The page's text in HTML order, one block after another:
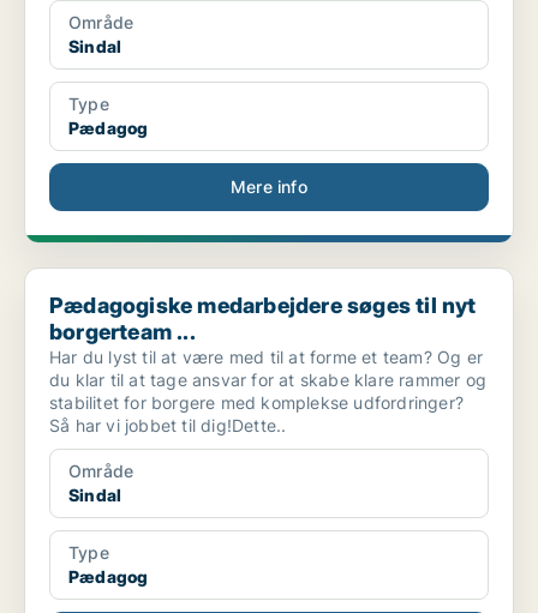
Område
Sindal
Type
Pædagog
Mere info
Pædagogiske medarbejdere søges til nyt borgerteam ...
Pædagogiske medarbejdere søges til nyt
borgerteam ...
Har du lyst til at være med til at forme et team? Og er
du klar til at tage ansvar for at skabe klare rammer og
stabilitet for borgere med komplekse udfordringer?
Så har vi jobbet til dig!Dette..
Område
Sindal
Type
Pædagog